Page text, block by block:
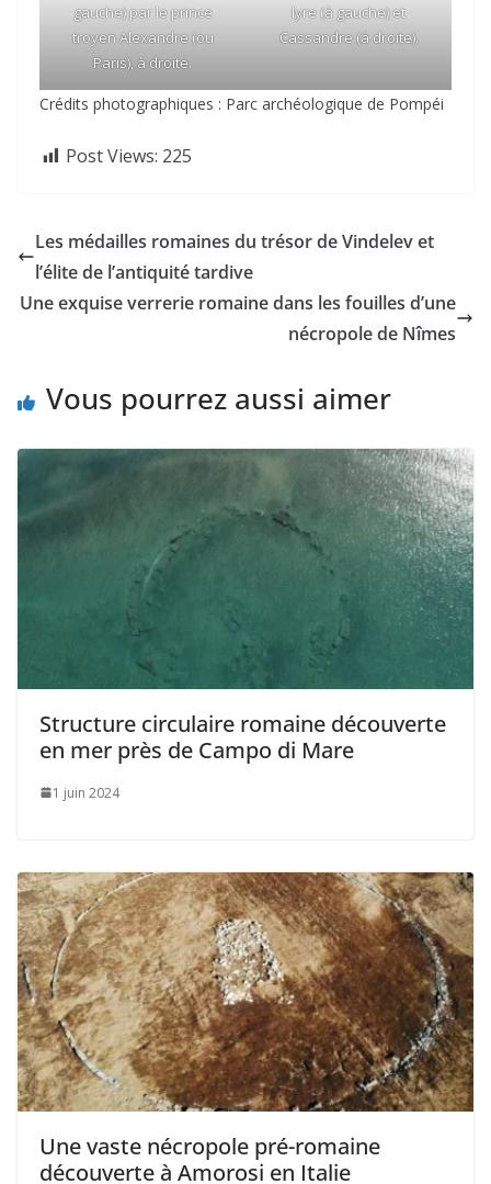
gauche) par le prince
troyen Alexandre (ou
Paris), à droite.
lyre (à gauche) et
Cassandre (à droite).
Crédits photographiques : Parc archéologique de Pompéi
Post Views: 225
Les médailles romaines du trésor de Vindelev et
l’élite de l’antiquité tardive
Une exquise verrerie romaine dans les fouilles d’une
nécropole de Nîmes
Vous pourrez aussi aimer
Structure circulaire romaine découverte
en mer près de Campo di Mare
1 juin 2024
Une vaste nécropole pré-romaine
découverte à Amorosi en Italie